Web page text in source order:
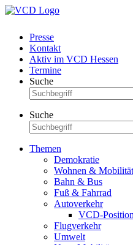
Presse
Kontakt
Aktiv im VCD Hessen
Termine
Suche
Suche
Themen
Demokratie
Wohnen & Mobilität
Bahn & Bus
Fuß & Fahrrad
Autoverkehr
VCD-
Flugverkehr
Umwelt